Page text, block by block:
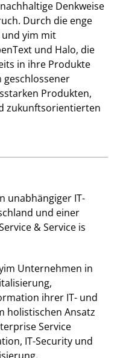
Denkweise
Durch die enge
yim mit
und Halo, die
in ihre Produkte
Produkten,
zukunftsorientierten
unabhängiger IT-
und einer
& Service is
Unternehmen in
ihrer IT- und
holistischen Ansatz
Service
IT-Security und